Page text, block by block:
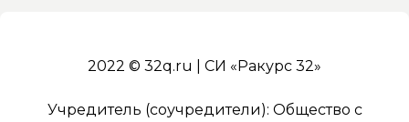
2022 © 32q.ru | СИ «Ракурс 32»
Учредитель (соучредители): Общество с